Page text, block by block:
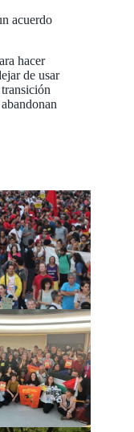
acuerdo
hacer
de usar